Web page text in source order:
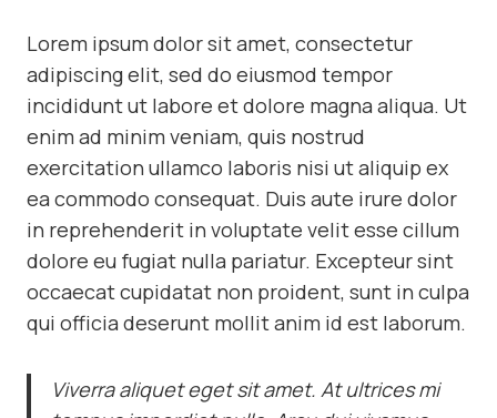
Lorem ipsum dolor sit amet, consectetur
adipiscing elit, sed do eiusmod tempor
incididunt ut labore et dolore magna aliqua. Ut
enim ad minim veniam, quis nostrud
exercitation ullamco laboris nisi ut aliquip ex
ea commodo consequat. Duis aute irure dolor
in reprehenderit in voluptate velit esse cillum
dolore eu fugiat nulla pariatur. Excepteur sint
occaecat cupidatat non proident, sunt in culpa
qui officia deserunt mollit anim id est laborum.
Viverra aliquet eget sit amet. At ultrices mi